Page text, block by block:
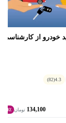
خودرو از کارشناسی
4.3
(82)
134,100 تومان 10٪